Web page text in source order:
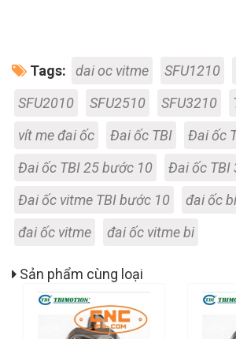
Tags: dai oc vitme SFU1210
SFU2010
SFU2510 SFU3210
vít me đai ốc
Đai ốc TBI
Đai ốc
Đai ốc TBI 25 bước 10
Đai ốc TBI
Đai ốc vitme TBI bước 10
đai ốc bi
đai ốc vitme
đai ốc vitme bi
Sản phẩm cùng loại